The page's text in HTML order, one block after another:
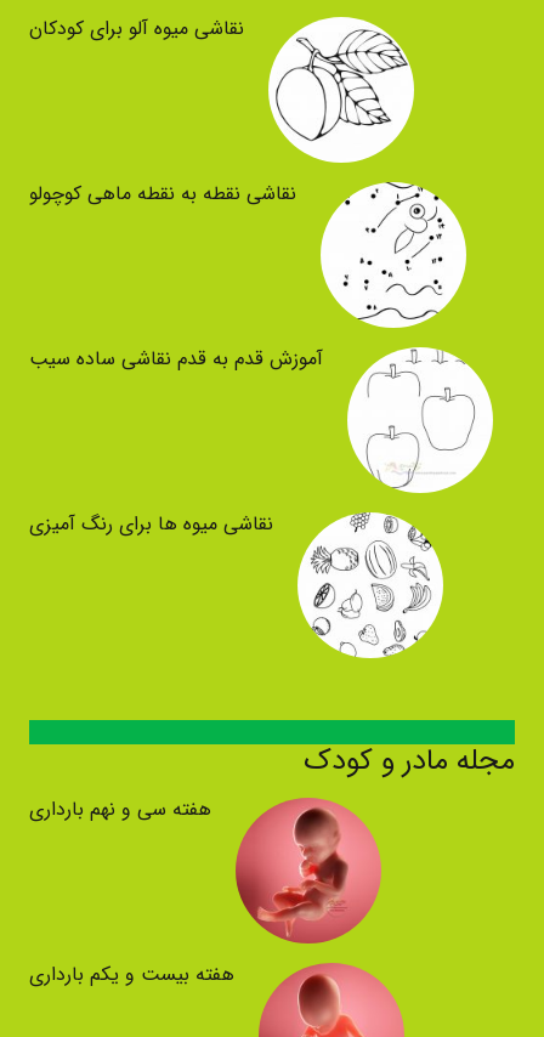
نقاشی میوه آلو برای کودکان
نقاشی نقطه به نقطه ماهی کوچولو
آموزش قدم به قدم نقاشی ساده سیب
نقاشی میوه ها برای رنگ آمیزی
مجله مادر و کودک
هفته سی و نهم بارداری
هفته بیست و یکم بارداری